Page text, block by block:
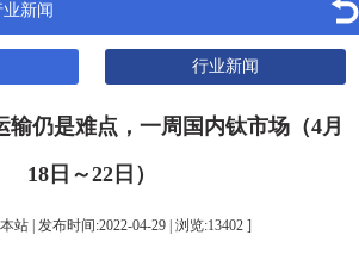
业新闻
行业新闻
输仍是难点，一周国内钛市场（4月
18日～22日）
站 | 发布时间:2022-04-29 | 浏览:13402 ]